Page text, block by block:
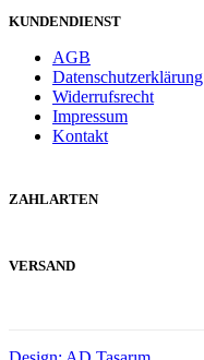
KUNDENDIENST
AGB
Datenschutzerklärung
Widerrufsrecht
Impressum
Kontakt
ZAHLARTEN
VERSAND